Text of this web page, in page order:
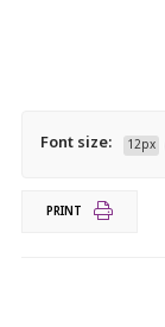
Font size: 12px
PRINT